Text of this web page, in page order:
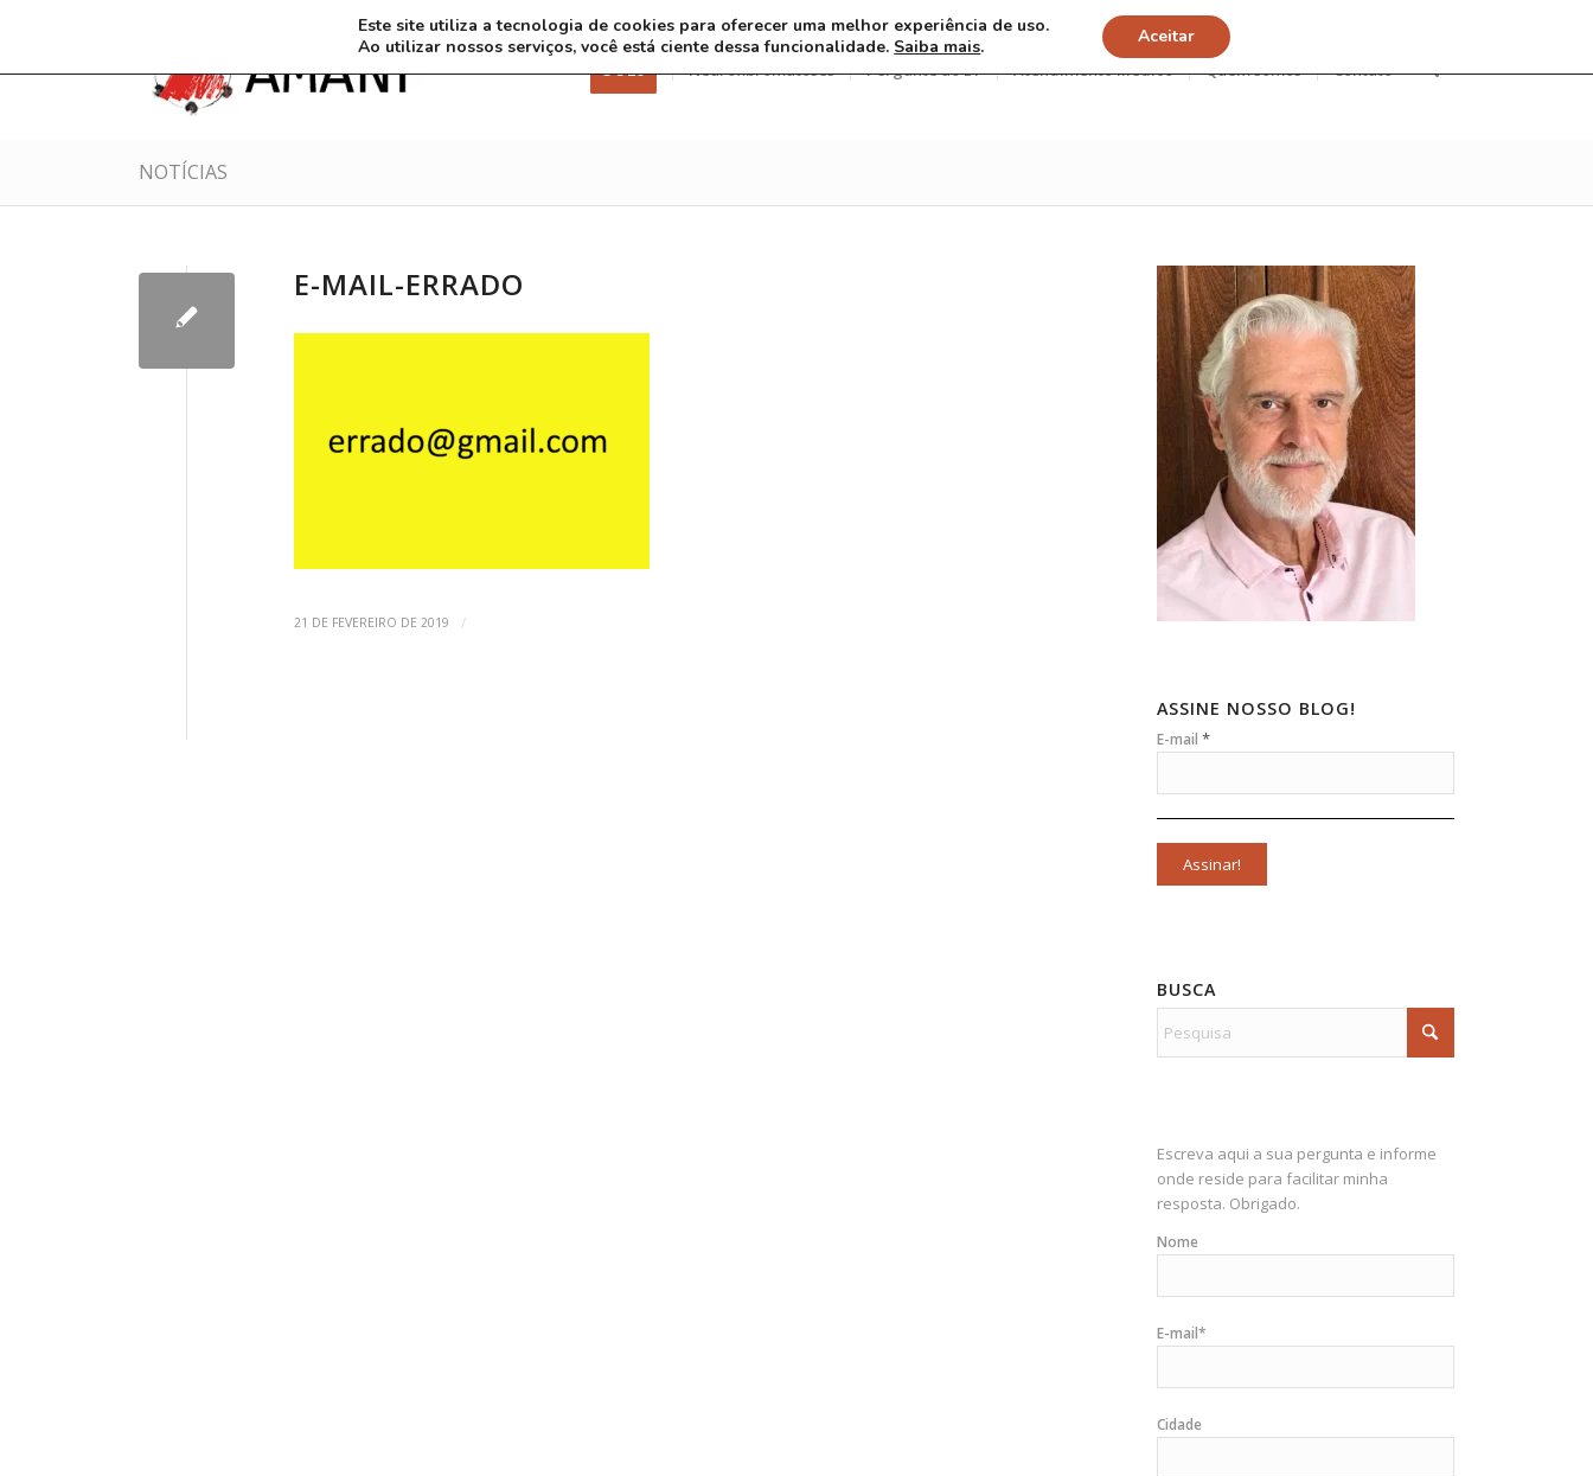
3 8 26 Neurofibromatoses Pergunte ao Dr Atendimento Médico Quem somos Contato
NOTÍCIAS
E-MAIL-ERRADO
21 DE FEVEREIRO DE 2019 /
ASSINE NOSSO BLOG!
E-mail*
BUSCA
Escreva aqui a sua pergunta e informe
onde reside para facilitar minha
resposta. Obrigado.
Nome
E-mail*
Cidade
Este site utiliza a tecnologia de cookies para oferecer uma melhor experiência de uso.
Ao utilizar nossos serviços, você está ciente dessa funcionalidade. Saiba mais. Aceitar